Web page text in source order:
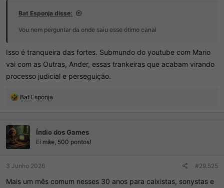
Bat Esponja disse:
Vou nem perguntar da onde saiu esse ótimo canal
Isso é tranqueira das fortes. Submundo do youtube com Mario
vai com as Outras, Ander, essas trankeiras que acabam virando
processo judicial e perseguição.
R
õ
e
s
Bat Esponja
Índio dos Games
Ei mãe, 500 pontos!
3 Junho 2026 #29.525
Mais um mês comum nesses 30 anos para caixistas, sonystas e